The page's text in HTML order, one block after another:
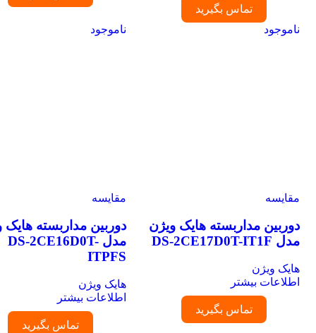
تماس بگیرید
ناموجود
مقایسه
دوربین مداربسته هایک ویژن
مدل DS-2CE17D0T-IT1F
هایک ویژن
اطلاعات بیشتر
تماس بگیرید
ناموجود
مقایسه
دوربین مداربسته هایک
مدل DS-2CE16D0T-
ITPFS
هایک ویژن
اطلاعات بیشتر
تماس بگیرید